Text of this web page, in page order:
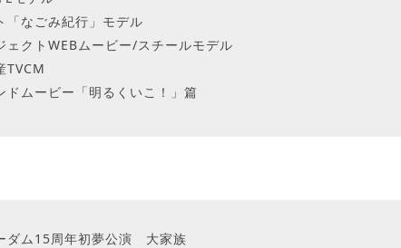
なごみ紀行」モデル
クトWEBムービー/スチールモデル
TVCM
ムービー「明るくいこ！」篇
ダム15周年初夢公演 大家族